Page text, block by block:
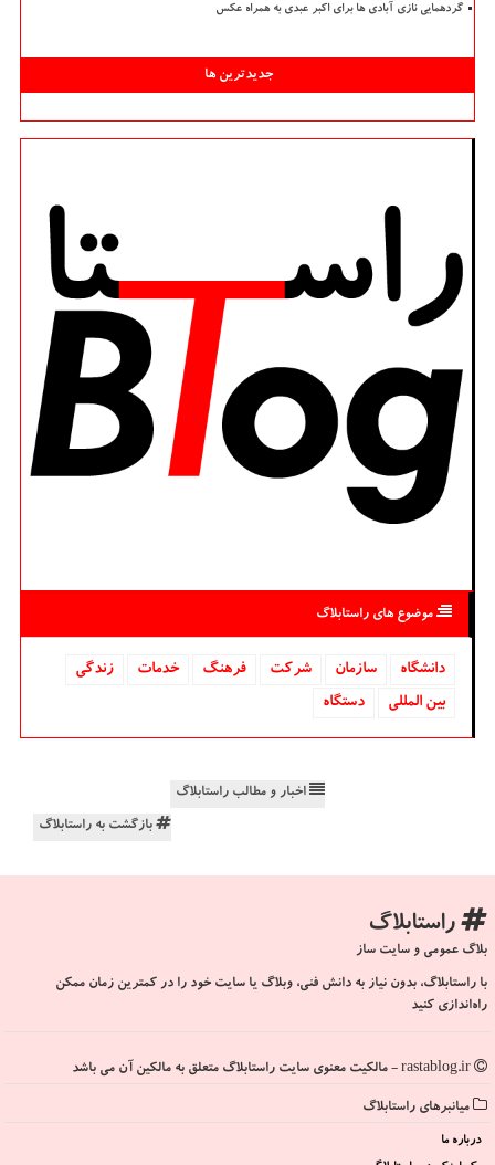
گردهمایی نازی آبادی ها برای اکبر عبدی به همراه عکس
جدیدترین ها
موضوع های راستابلاگ
دانشگاه‌ سازمان شركت فرهنگ خدمات
زندگی
بین المللی
دستگاه
اخبار و مطالب راستابلاگ
بازگشت به راستابلاگ
راستابلاگ
بلاگ عمومی و سایت ساز
با راستابلاگ، بدون نیاز به دانش فنی، وبلاگ یا سایت خود را در کمترین زمان ممکن
راه‌اندازی کنید
میانبرهای راستابلاگ
درباره ما